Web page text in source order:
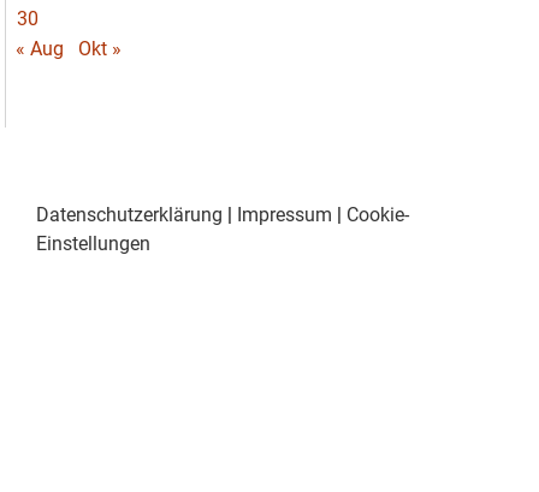
30
« Aug
Okt »
Datenschutzerklärung | Impressum | Cookie-
Einstellungen